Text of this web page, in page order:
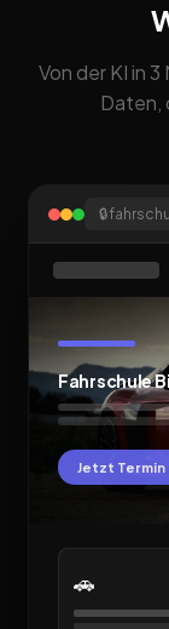
Von der KI in
Daten,
🔒
Fahrschule
Jetzt
🚗